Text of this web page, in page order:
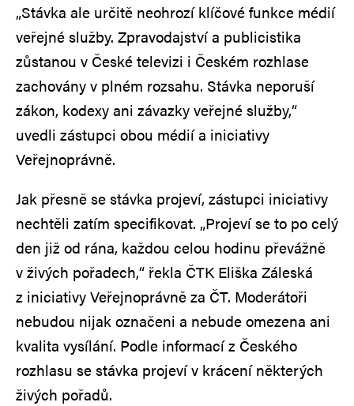
„Stávka ale určitě neohrozí klíčové funkce médií
veřejné služby. Zpravodajství a publicistika
zůstanou v České televizi i Českém rozhlase
zachovány v plném rozsahu. Stávka neporuší
zákon, kodexy ani závazky veřejné služby,“
uvedli zástupci obou médií a iniciativy
Veřejnoprávně.
Jak přesně se stávka projeví, zástupci iniciativy
nechtěli zatím specifikovat. „Projeví se to po celý
den již od rána, každou celou hodinu převážně
v živých pořadech,“ řekla ČTK Eliška Záleská
z iniciativy Veřejnoprávně za ČT. Moderátoři
nebudou nijak označeni a nebude omezena ani
kvalita vysílání. Podle informací z Českého
rozhlasu se stávka projeví v krácení některých
živých pořadů.